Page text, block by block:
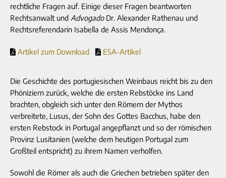
rechtliche Fragen auf. Einige dieser Fragen beantworten
Rechtsanwalt und AdvogadoDr. Alexander Rathenau und
Rechtsreferendarin Isabella de Assis Mendonça.
Artikel zum Download ESA-Artikel
Die Geschichte des portugiesischen Weinbaus reicht bis zu den
Phöniziern zurück, welche die ersten Rebstöcke ins Land
brachten, obgleich sich unter den Römern der Mythos
verbreitete, Lusus, der Sohn des Gottes Bacchus, habe den
ersten Rebstock in Portugal angepflanzt und so der römischen
Provinz Lusitanien (welche dem heutigen Portugal zum
Großteil entspricht) zu ihrem Namen verholfen.
Sowohl die Römer als auch die Griechen betrieben später den